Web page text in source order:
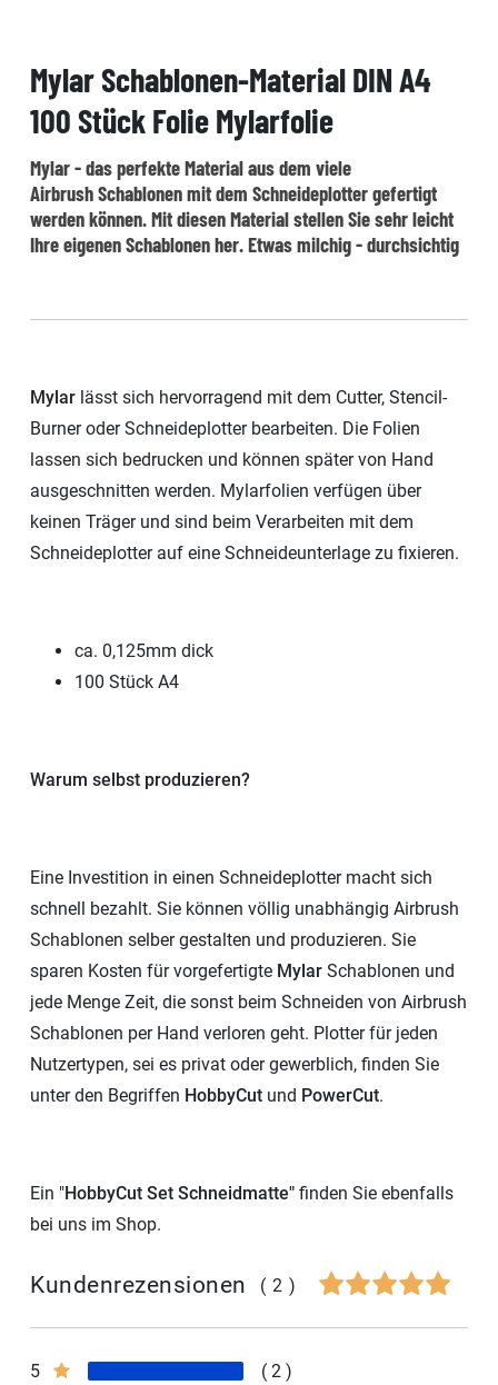
Mylar Schablonen-Material DIN A4
100 Stück Folie Mylarfolie
Mylar - das perfekte Material aus dem viele
Airbrush Schablonen mit dem Schneideplotter gefertigt
werden können. Mit diesen Material stellen Sie sehr leicht
Ihre eigenen Schablonen her. Etwas milchig - durchsichtig
Mylar lässt sich hervorragend mit dem Cutter, Stencil-
Burner oder Schneideplotter bearbeiten. Die Folien
lassen sich bedrucken und können später von Hand
ausgeschnitten werden. Mylarfolien verfügen über
keinen Träger und sind beim Verarbeiten mit dem
Schneideplotter auf eine Schneideunterlage zu fixieren.
ca. 0,125mm dick
100 Stück A4
Warum selbst produzieren?
Eine Investition in einen Schneideplotter macht sich
schnell bezahlt. Sie können völlig unabhängig Airbrush
Schablonen selber gestalten und produzieren. Sie
sparen Kosten für vorgefertigte Mylar Schablonen und
jede Menge Zeit, die sonst beim Schneiden von Airbrush
Schablonen per Hand verloren geht. Plotter für jeden
Nutzertypen, sei es privat oder gewerblich, finden Sie
unter den Begriffen HobbyCut und PowerCut.
Ein "HobbyCut Set Schneidmatte" finden Sie ebenfalls
bei uns im Shop.
Kundenrezensionen (2)
5 2